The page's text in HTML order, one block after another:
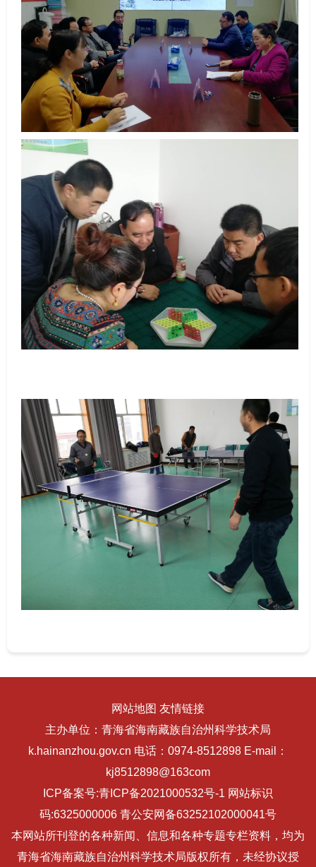
网站地图 友情链接
主办单位：青海省海南藏族自治州科学技术局
k.hainanzhou.gov.cn 电话：0974-8512898 E-mail：
kj8512898@163com
ICP备案号:青ICP备2021000532号-1 网站标识
码:6325000006 青公安网备63252102000041号
本网站所刊登的各种新闻、信息和各种专题专栏资料，均为
青海省海南藏族自治州科学技术局版权所有，未经协议授